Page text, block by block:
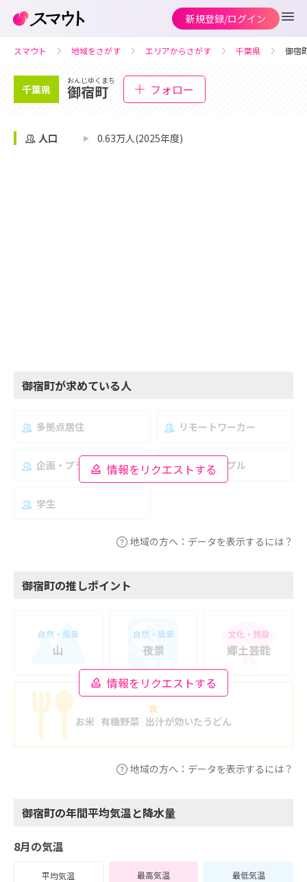
新規登録/ログイン
スマウト 地域をさがす エリアからさがす 千葉県 御宿
千葉県
おんじゆくまち
御宿町 フォロー
人口 0.63万人(2025年度)
御宿町が求めている人
情報をリクエストする
多拠点居住 リモートワーカー
企画・プランナー 夫婦・カップル
学生
地域の方へ：データを表示するには？
御宿町の推しポイント
情報をリクエストする
自然・風景
山
自然・風景
夜景
文化・施設
郷土芸能
食
お米 有機野菜 出汁が効いたうどん
地域の方へ：データを表示するには？
御宿町の年間平均気温と降水量
8月の気温
平均気温 最高気温 最低気温